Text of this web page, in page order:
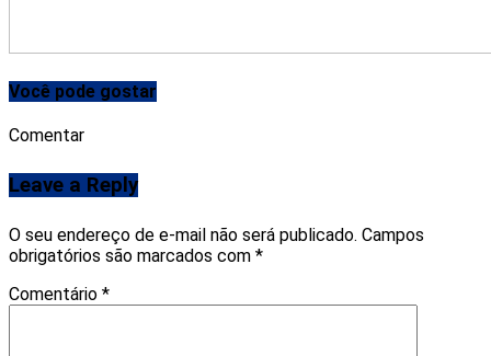
Você pode gostar
Comentar
Leave a Reply
O seu endereço de e-mail não será publicado. Campos
obrigatórios são marcados com *
Comentário *